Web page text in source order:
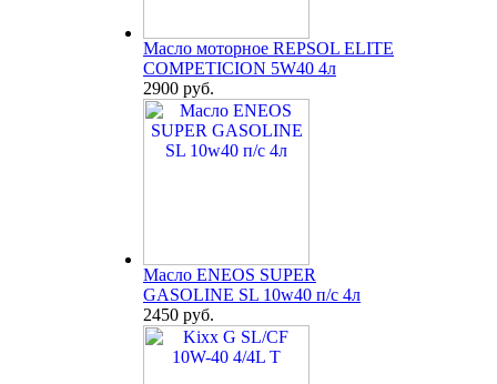
Масло моторное REPSOL ELITE
COMPETICION 5W40 4л
2900 руб.
Масло ENEOS SUPER
GASOLINE SL 10w40 п/с 4л
2450 руб.